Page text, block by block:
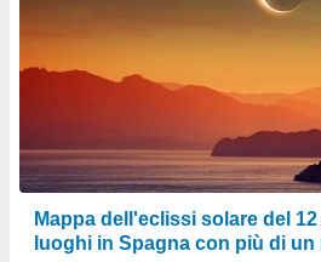
Mappa dell'eclissi solare del
luoghi in Spagna con più di